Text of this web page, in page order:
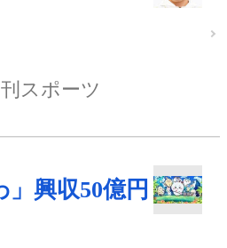
スポーツ
興収50億円